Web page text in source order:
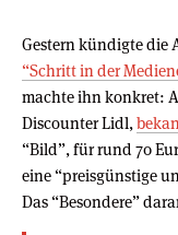
Gestern kündigte die
“Schritt in der
machte ihn konkret:
Discounter Lidl,
“Bild”, für rund 70
eine “preisgünstige
Das “Besondere”